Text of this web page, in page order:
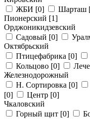
ЖБИ [0] Шарташ
Пионерский [1]
Орджоникидзевский
Садовый [0]
Октябрьский
Птицефабрика [0]
Кольцово [0]
Железнодорожный
Н. Сортировка [0]
[0]
Центр [0]
Чкаловский
Горный щит [0]